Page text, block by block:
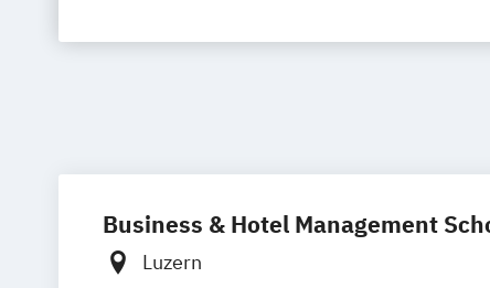
Business & Hotel Management
Luzern